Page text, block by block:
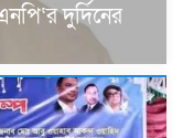
দুর্দিনের